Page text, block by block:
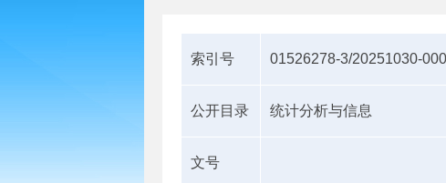
索引号 01526278-3/20251030-
公开目录 统计分析与信息
文号